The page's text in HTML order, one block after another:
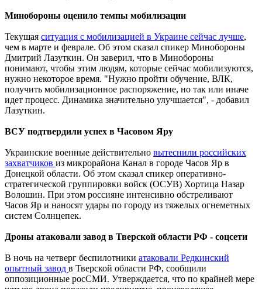
Минобороны оценило темпы мобилизации
Текущая ситуация с мобилизацией в Украине сейчас лучше,
чем в марте и феврале. Об этом сказал спикер Минобороны
Дмитрий Лазуткин. Он заверил, что в Минобороны
понимают, чтобы этим людям, которые сейчас мобилизуются,
нужно некоторое время. "Нужно пройти обучение, ВЛК,
получить мобилизационное распоряжение, но так или иначе
идет процесс. Динамика значительно улучшается", - добавил
Лазуткин.
ВСУ подтвердили успех в Часовом Яру
Украинские военные действительно вытеснили российских
захватчиков из микрорайона Канал в городе Часов Яр в
Донецкой области. Об этом сказал спикер оперативно-
стратегической группировки войск (ОСУВ) Хортица Назар
Волошин. При этом россияне интенсивно обстреливают
Часов Яр и наносят удары по городу из тяжелых огнеметных
систем Солнцепек.
Дроны атаковали завод в Тверской области РФ - соцсети
В ночь на четверг беспилотники атаковали Редкинский
опытный завод в Тверской области РФ, сообщили
оппозиционные росСМИ. Утверждается, что по крайней мере